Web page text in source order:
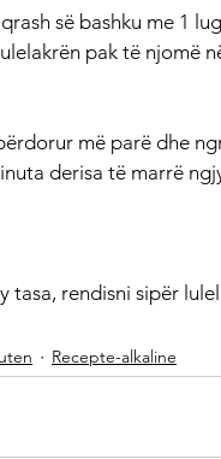
së bashku me 1
pak të njomë
më parë dhe
derisa të marrë
tasa, rendisni sipër
Recepte-alkaline